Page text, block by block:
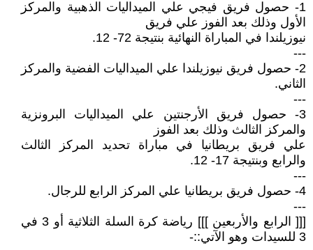
1- حصول فريق فيجي علي الميداليات الذهبية والمركز
الأول وذلك بعد الفوز علي فريق
نيوزيلندا في المباراة النهائية بنتيجة 72- 12.
---
2- حصول فريق نيوزيلندا علي الميداليات الفضية والمركز
الثاني.
---
3- حصول فريق الأرجنتين علي الميداليات البرونزية
والمركز الثالث وذلك بعد الفوز
علي فريق بريطانيا في مباراة تحديد المركز الثالث
والرابع وبنتيجة 17- 12.
---
4- حصول فريق بريطانيا علي المركز الرابع للرجال.
---
[[[ الرابع والأربعين ]]] رياضة كرة السلة الثلاثية أو 3 في
3 للسيدات وهو الآتي::-